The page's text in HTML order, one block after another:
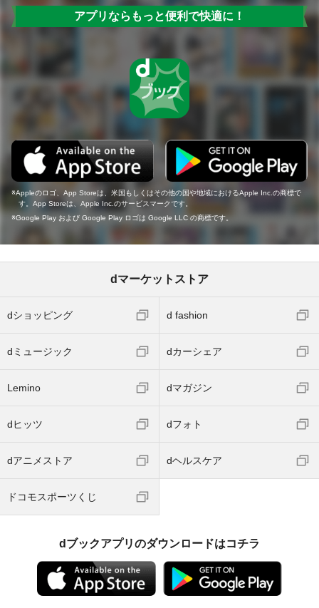
アプリならもっと便利で快適に！
Appleのロゴ、App Storeは、米国もしくはその他の国や地域におけるApple Inc.の商標で
す。App Storeは、Apple Inc.のサービスマークです。
Google Play および Google Play ロゴは Google LLC の商標です。
dマーケットストア
dショッピング d fashion
dミュージック dカーシェア
Lemino dマガジン
dヒッツ dフォト
dアニメストア dヘルスケア
ドコモスポーツくじ
dブックアプリのダウンロードはコチラ